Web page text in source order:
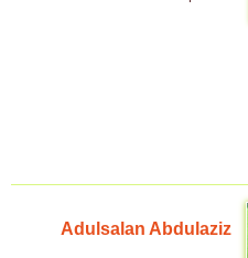
Adulsalan Abdulaziz